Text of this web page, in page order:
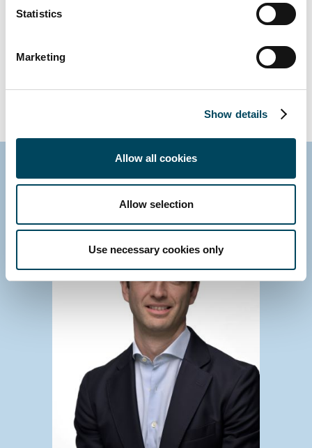
Statistics
Marketing
Show details
Allow all cookies
Allow selection
Use necessary cookies only
Renegociaciones de alquiler